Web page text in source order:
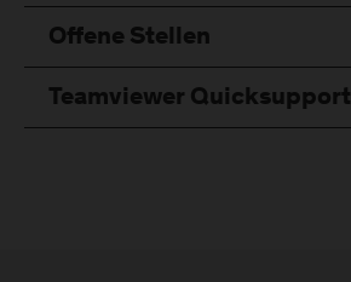
Offene Stellen
Teamviewer Quicksupport